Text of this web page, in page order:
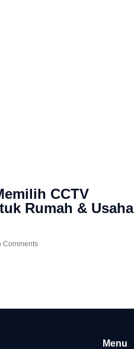
CCTV
Rumah & Usaha
Comments
Menu